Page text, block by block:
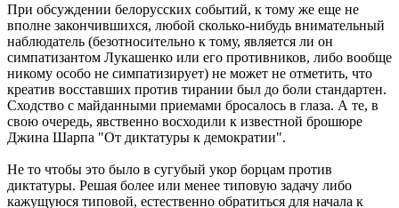
При обсуждении белорусских событий, к тому же еще не
вполне закончившихся, любой сколько-нибудь внимательный
наблюдатель (безотносительно к тому, является ли он
симпатизантом Лукашенко или его противников, либо вообще
никому особо не симпатизирует) не может не отметить, что
креатив восставших против тирании был до боли стандартен.
Сходство с майданными приемами бросалось в глаза. А те, в
свою очередь, явственно восходили к известной брошюре
Джина Шарпа "От диктатуры к демократии".
Не то чтобы это было в сугубый укор борцам против
диктатуры. Решая более или менее типовую задачу либо
кажущуюся типовой, естественно обратиться для начала к